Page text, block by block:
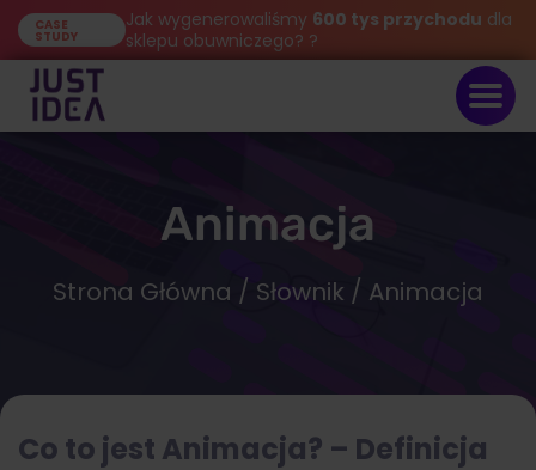
CASE
STUDY
Jak wygenerowaliśmy 600 tys przychodu dla
sklepu obuwniczego? ?
Animacja
Strona Główna / Słownik / Animacja
Co to jest Animacja? – Definicja